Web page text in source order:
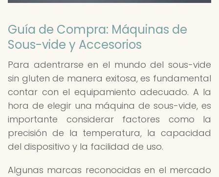
Guía de Compra: Máquinas de
Sous-vide y Accesorios
Para adentrarse en el mundo del sous-vide
sin gluten de manera exitosa, es fundamental
contar con el equipamiento adecuado. A la
hora de elegir una máquina de sous-vide, es
importante considerar factores como la
precisión de la temperatura, la capacidad
del dispositivo y la facilidad de uso.
Algunas marcas reconocidas en el mercado